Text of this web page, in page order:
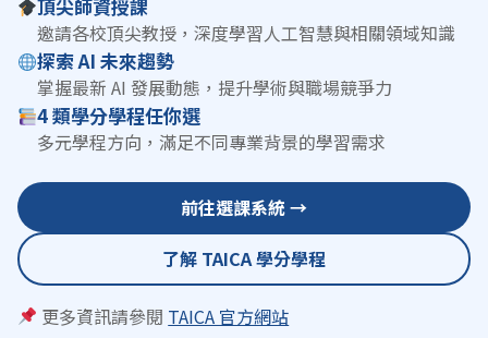
頂尖師資授課
邀請各校頂尖教授，深度學習人工智慧與相關領域知識
探索 AI 未來趨勢
掌握最新 AI 發展動態，提升學術與職場競爭力
4 類學分學程任你選
多元學程方向，滿足不同專業背景的學習需求
前往選課系統 →
了解 TAICA 學分學程
更多資訊請參閱 TAICA 官方網站